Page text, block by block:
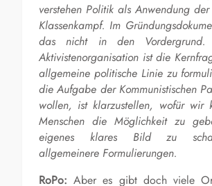
verstehen Politik als Anwendung
Klassenkampf. Im
das nicht in den Vordergrund.
Aktivistenorganisation ist die
allgemeine politische Linie zu
die Aufgabe der Kommunistischen
wollen, ist klarzustellen, wofür wir
Menschen die Möglichkeit zu
eigenes klares Bild zu
allgemeinere Formulierungen.
RoPo: Aber es gibt doch viele